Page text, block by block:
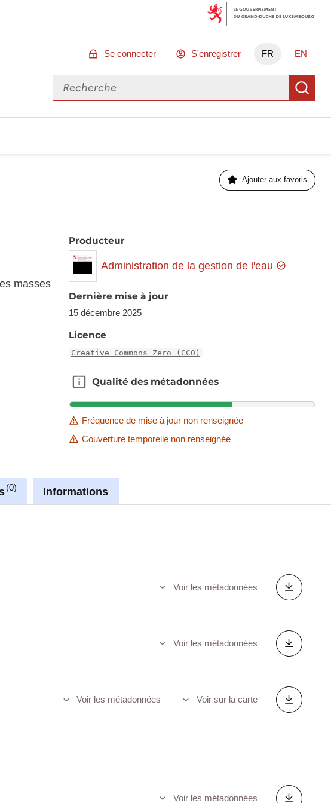
Se connecter S'enregistrer FR EN
Rechercher des données
Ajouter aux favoris
masses
Producteur
Administration de la gestion de l'eau
Dernière mise à jour
15 décembre 2025
Licence
Creative Commons Zero (CC0)
Qualité des métadonnées
Qualité des métadonnées
Fréquence de mise à jour non renseignée
Couverture temporelle non renseignée
0 Informations
Voir les métadonnées
Voir les métadonnées
Voir les métadonnées Voir sur la carte
Voir les métadonnées